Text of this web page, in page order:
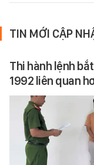
TIN MỚI CẬP
Thi hành lệnh
1992 liên quan